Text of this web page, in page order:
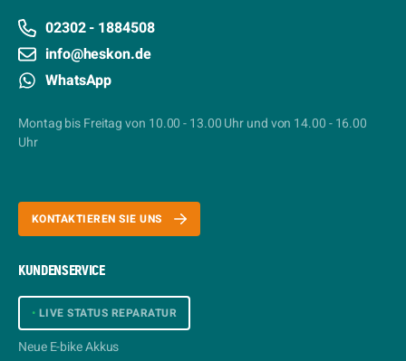
02302 - 1884508
info@heskon.de
WhatsApp
Montag bis Freitag von 10.00 - 13.00 Uhr und von 14.00 - 16.00
Uhr
KONTAKTIEREN SIE UNS
KUNDENSERVICE
• LIVE STATUS REPARATUR
Neue E-bike Akkus